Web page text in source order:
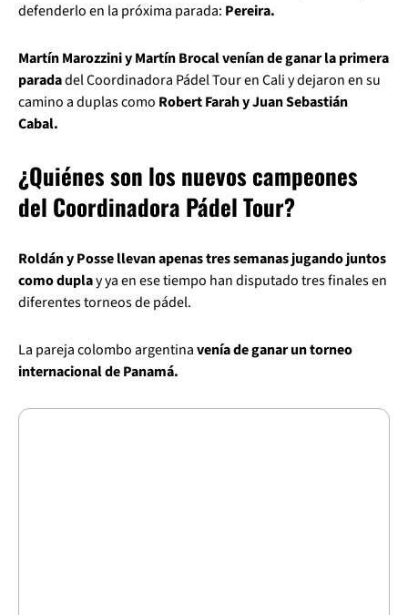
defenderlo en la próxima parada: Pereira.
Martín Marozzini y Martín Brocal venían de ganar la primera
paradadel Coordinadora Pádel Tour en Cali y dejaron en su
camino a duplas como Robert Farah y Juan Sebastián
Cabal.
¿Quiénes son los nuevos campeones
del Coordinadora Pádel Tour?
Roldán y Posse llevan apenas tres semanas jugando juntos
como duplay ya en ese tiempo han disputado tres finales en
diferentes torneos de pádel.
La pareja colombo argentinavenía de ganar un torneo
internacional de Panamá.